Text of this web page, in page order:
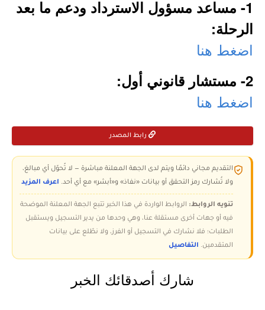
1- مساعد مسؤول الاسترداد ودعم ما بعد
الرحلة:
اضغط هنا
2- مستشار قانوني أول:
اضغط هنا
رابط المصدر
التقديم مجاني دائمًا ويتم لدى الجهة المعلنة مباشرة — لا تُحوّل أي مبالغ،
ولا تُشارك رمز التحقق أو بيانات «نفاذ» و«أبشر» مع أي أحد. اعرف المزيد
تنويه الروابط: الروابط الواردة في هذا الخبر تتبع الجهة المعلنة الموضحة
فيه أو جهات أخرى مستقلة عنا، وهي وحدها من يدير التسجيل ويستقبل
الطلبات؛ فلا نشارك في التسجيل أو الفرز، ولا نطّلع على بيانات
المتقدمين. التفاصيل
شارك أصدقائك الخبر